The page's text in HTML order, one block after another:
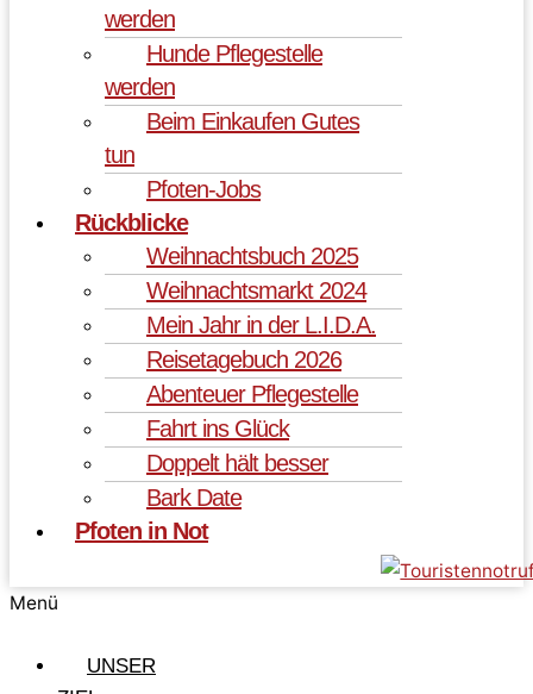
werden
Hunde Pflegestelle
werden
Beim Einkaufen Gutes
tun
Pfoten-Jobs
Rückblicke
Weihnachtsbuch 2025
Weihnachtsmarkt 2024
Mein Jahr in der L.I.D.A.
Reisetagebuch 2026
Abenteuer Pflegestelle
Fahrt ins Glück
Doppelt hält besser
Bark Date
Pfoten in Not
Menü
UNSER